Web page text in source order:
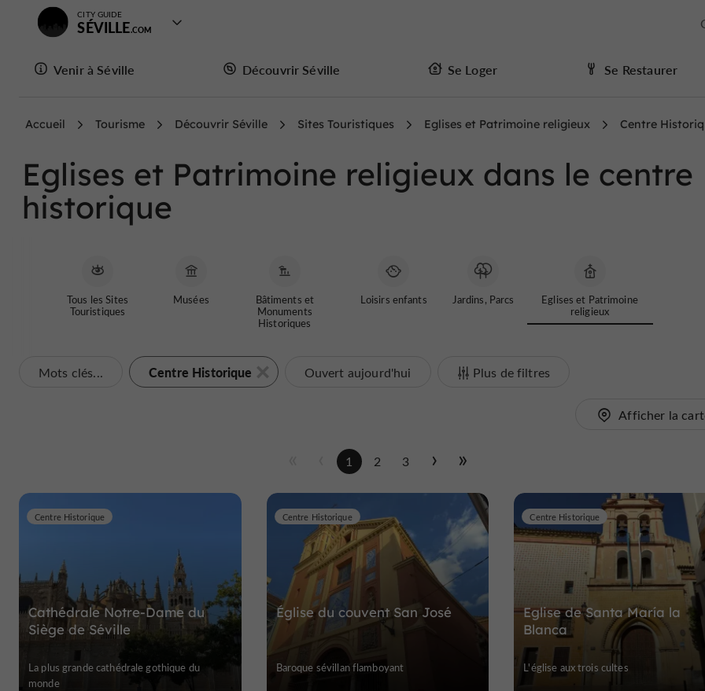
CITY GUIDE
SÉVILLE
Venir à Séville Découvrir Séville Se Loger Se Restaurer
Accueil Tourisme Découvrir Séville Sites Touristiques Eglises et Patrimoine religieux Centre
Eglises et Patrimoine religieux dans le centre
historique
Tous les Sites
Touristiques
Musées
Bâtiments et
Monuments
Historiques
Loisirs enfants Jardins, Parcs
Eglises et Patrimoine
religieux
Mots clés... Centre Historique Ouvert aujourd'hui Plus de filtres
Afficher la
1 2 3
Cathédrale Notre-Dame du
Siège de Séville
Centre Historique
La plus grande cathédrale gothique du
monde
Église du couvent San José
Centre Historique
Baroque sévillan flamboyant
Eglise de Santa María la
Blanca
Centre Historique
L'église aux trois cultes